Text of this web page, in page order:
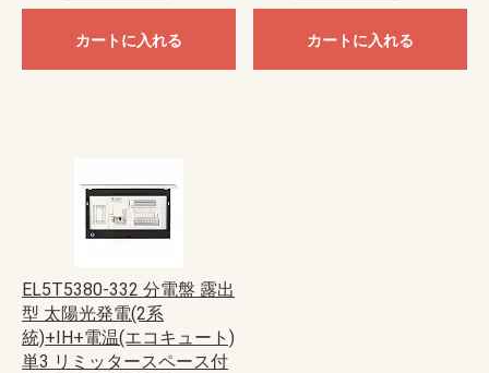
カートに入れる カートに入れる
EL5T5380-332 分電盤 露出
型 太陽光発電(2系
統)+IH+電温(エコキュート)
単3 リミッタースペース付